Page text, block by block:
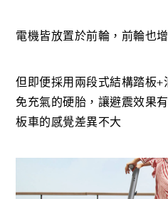
電機皆放置於前輪，前輪也
但即便採用兩段式結構踏板+
免充氣的硬胎，讓避震效果
板車的感覺差異不大